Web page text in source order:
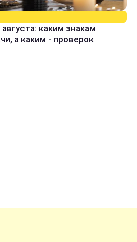
каким знакам
а каким - проверок